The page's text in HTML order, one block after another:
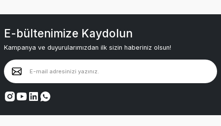
E-bültenimize Kaydolun
Kampanya ve duyurularımızdan ilk sizin haberiniz olsun!